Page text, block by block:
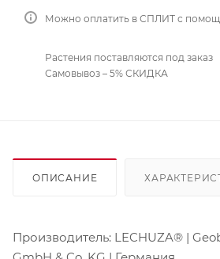
Можно оплатить в СПЛИТ с
Растения поставляются под заказ
Самовывоз – 5% СКИДКА
ОПИСАНИЕ
Производитель: LECHUZA® |